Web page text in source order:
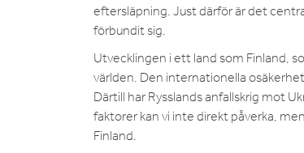
eftersläpning. Just därför är det
förbundit sig.
Utvecklingen i ett land som Finland,
världen. Den internationella
Därtill har Rysslands anfallskrig mot
faktorer kan vi inte direkt påverka,
Finland.